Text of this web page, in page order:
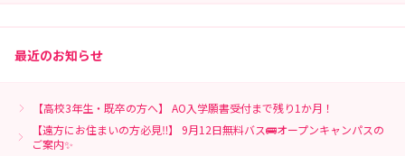
最近のお知らせ
【高校3年生・既卒の方へ】 AO入学願書受付まで残り1か月！
【遠方にお住まいの方必見‼】 9月12日無料バス🚌オープンキャンパスの
ご案内✨